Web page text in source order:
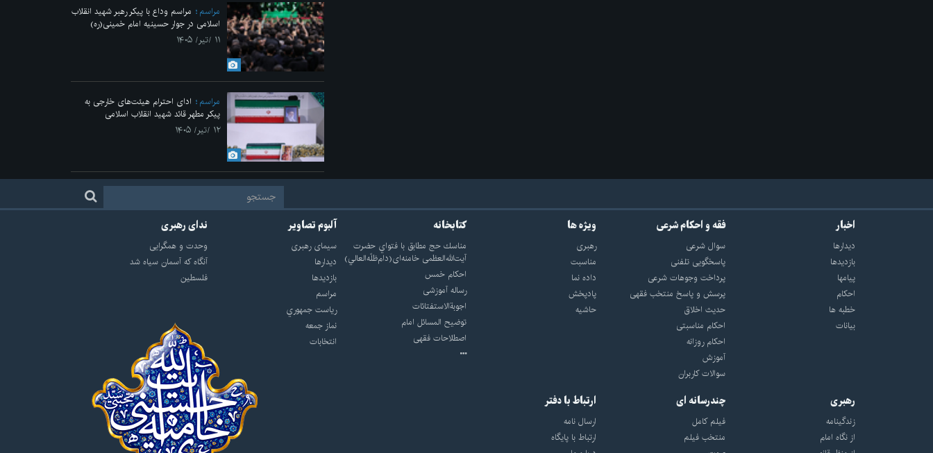
مراسم
مراسم وداع با پیکر رهبر شهید انقلاب
اسلامی در جوار حسینیه امام خمینی(ره)
۱۱ /تیر/ ۱۴۰۵
مراسم
ادای احترام هیئت‌های خارجی به
پیکر مطهر قائد شهید انقلاب اسلامی
۱۲ /تیر/ ۱۴۰۵
اخبار
دیدارها
بازديدها
پيامها
احكام
خطبه ها
بیانات
فقه و احکام شرعی
سوال شرعی
پاسخگویی تلفنی
پرداخت وجوهات شرعی
پرسش و پاسخ منتخب فقهی
حدیث اخلاق
احکام مناسبتی
احکام روزانه
آموزش
سوالات کاربران
ویژه ها
رهبری
مناسبت
داده نما
پادپخش
حاشیه
کتابخانه
مناسك حج مطابق با فتواي حضرت
آيت‌الله‌العظمى خامنه‌اى(دام‌ظلّه‌العالي)
احکام خمس
رساله آموزشی
اجوبة‌الاستفتائات
توضيح المسائل امام
اصطلاحات فقهى
آلبوم تصاویر
سيماى رهبرى
ديدارها
بازديدها
مراسم
رياست جمهوري
نماز جمعه
انتخابات
ندای رهبری
وحدت و همگرایی
آنگاه که آسمان سیاه شد
فلسطین
رهبری
زندگینامه
از نگاه امام
چندرسانه ای
فیلم کامل
منتخب فیلم
ارتباط با دفتر
ارسال نامه
ارتباط با پایگاه